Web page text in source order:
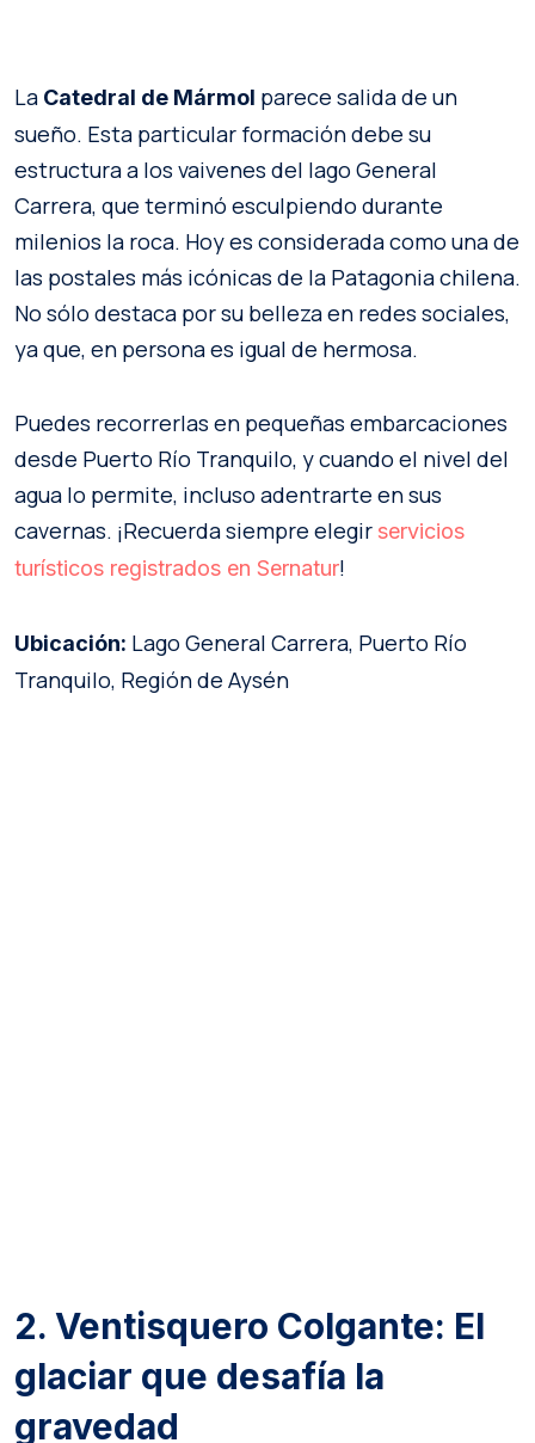
La Catedral de Mármol parece salida de un
sueño. Esta particular formación debe su
estructura a los vaivenes del lago General
Carrera, que terminó esculpiendo durante
milenios la roca. Hoy es considerada como una de
las postales más icónicas de la Patagonia chilena.
No sólo destaca por su belleza en redes sociales,
ya que, en persona es igual de hermosa.
Puedes recorrerlas en pequeñas embarcaciones
desde Puerto Río Tranquilo, y cuando el nivel del
agua lo permite, incluso adentrarte en sus
cavernas. ¡Recuerda siempre elegir servicios
turísticos registrados en Sernatur!
Ubicación: Lago General Carrera, Puerto Río
Tranquilo, Región de Aysén
2. Ventisquero Colgante: El
glaciar que desafía la
gravedad